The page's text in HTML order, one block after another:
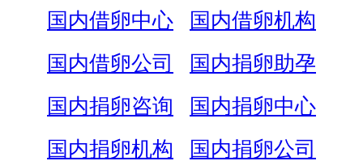
国内借卵中心
国内借卵机构
国内借卵公司
国内捐卵助孕
国内捐卵咨询
国内捐卵中心
国内捐卵机构
国内捐卵公司